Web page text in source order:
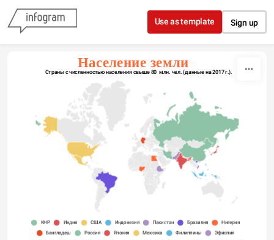
Skip to content
Use as template Sign up
Население земли
Страны с численностью населения свыше 80  млн. чел. (данные на 2017 г.).
КНР Индия США Индонезия Пакистан Бразилия
Нигерия
Бангладеш
Россия Япония Мексика Филиппины Эфиопия